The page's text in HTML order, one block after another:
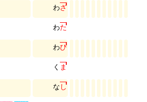
わざ
わた
わび
く ま
な し